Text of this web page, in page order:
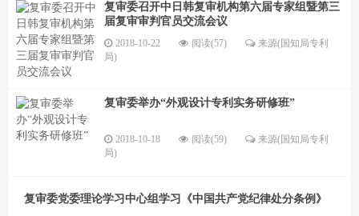
复审委召开中日韩复审机构第六届专家组暨第三
届复审审判官员交流会议
2018-10-22 阅读(57)
来源(国知局专利
局)
复审委举办“外观设计专利实务研修班”
2018-10-18 阅读(59)
来源(国知局专利
局)
复审委党委理论学习中心组学习《中国共产党纪律处分条例》